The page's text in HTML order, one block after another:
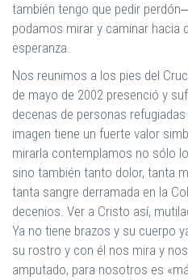
también tengo que pedir
podamos mirar y caminar hacia
esperanza.
Nos reunimos a los pies del
de mayo de 2002 presenció y
decenas de personas
imagen tiene un fuerte valor
mirarla contemplamos no sólo
sino también tanto dolor, tanta
tanta sangre derramada en la
decenios. Ver a Cristo así,
Ya no tiene brazos y su cuerpo
su rostro y con él nos mira y
amputado, para nosotros es